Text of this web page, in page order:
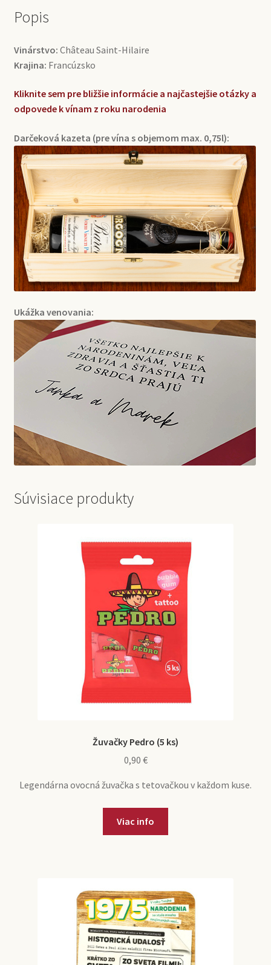
Popis
Vinárstvo: Château Saint-Hilaire
Krajina: Francúzsko
Kliknite sem pre bližšie informácie a najčastejšie otázky a
odpovede k vínam z roku narodenia
Darčeková kazeta (pre vína s objemom max. 0,75l):
Ukážka venovania:
Súvisiace produkty
Žuvačky Pedro (5 ks)
0,90 €
Legendárna ovocná žuvačka s tetovačkou v každom kuse.
Viac info